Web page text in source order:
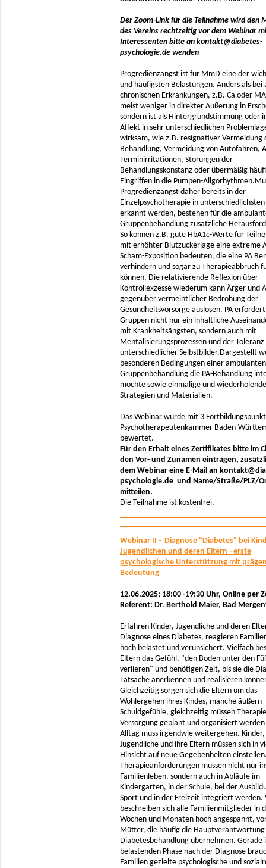
Der Zoom-Link für die Teilnahme wird den
des Vereins rechtzeitig vor dem Webinar
Interessenten bitte an kontakt@diabetes-
psychologie.de wenden
Progredienzangst ist für MmD eine der
und häufigsten Belastungen. Anders als bei
chronischen Erkrankungen, z.B. Ca oder
meist weniger in direkter Äußerung in
sondern ist als Hintergrundstimmung oder
Affekt in sehr unterschiedlichen
wirksam, wie z.B. resignativer Vermeidung
Behandlung, Vermeidung von Autofahren,
Terminirritationen, Störungen der
Behandlungskonstanz oder übermäßig
Eingriffen in die Pumpen-
Progredienzangst daher bereits in der
Einzelpsychotherapie in
erkannt werden, bestehen für die
Gruppenbehandlung zusätzliche
So können z.B. gute HbA1c-Werte für
mit erhöhter Blutzuckerlage eine extreme
Scham-Exposition bedeuten, die eine PA
verhindern und sogar zu Therapieabbruch
können. Die relativierende Reflexion über
Kontrollexzesse wiederum kann Ärger und
gegenüber vermeintlicher Bedrohung der
Gesundheitsvorsorge auslösen. PA
Gruppen nicht nur ein inhaltliche
mit Krankheitsängsten, sondern auch mit
Mentalisierungsprozessen und der Toleranz
unterschiedlicher Selbstbilder.Dargestellt
besonderen Bedingungen einer
Gruppenbehandlung die PA-Behandlung
möchte sowie einmalige und wiederholende
Strategien und Materialien.
Das Webinar wurde mit 3
Psychotherapeutenkammer Baden-
bewertet.
Für den Erhalt eines Zertifikates bitte im
den Vor- und Zunamen eintragen,
dem Webinar eine E-Mail an
psychologie.de und Name/Straße/PLZ/
mitteilen.
Die Teilnahme ist kostenfrei.
Webinar II - Diagnose "Diabetes" bei
Jugendlichen und deren Eltern - erste
psychologische Unterstützung mit
Bedeutung
12.06.2025; 18:00 -19:30 Uhr, Online per
Referent: Dr. Berthold Maier, Bad
Erfahren Kinder, Jugendliche und deren
Diagnose eines Diabetes, reagieren
hoch belastet und verunsichert. Vielfach
Eltern das Gefühl, "den Boden unter den
verlieren" und benötigen Zeit, bis sie die
Tatsache anerkennen und realisieren
Gleichzeitig sorgen sich die Eltern um das
Wohlergehen ihres Kindes, manche äußern
Schuldgefühle, gleichzeitig müssen
Versorgung geplant und organisiert
Alltag muss irgendwie weitergehen. Kinder,
Jugendliche und ihre Eltern müssen sich in
Hinsicht auf neue Gegebenheiten
Therapieanforderungen müssen nicht nur
Familienleben, sondern auch in Abläufe im
Kindergarten, in der Schule, bei der
Sport und in der Freizeit integriert werden.
beschreiben sich alle Familienmitglieder in
Wochen und Monaten hoch angespannt,
Mütter, die häufig die
Diabetesbehandlung übernehmen. Gerade
belastenden Phase nach der Diagnose
Familien gezielte psychologische und